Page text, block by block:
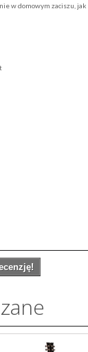
w domowym zaciszu,